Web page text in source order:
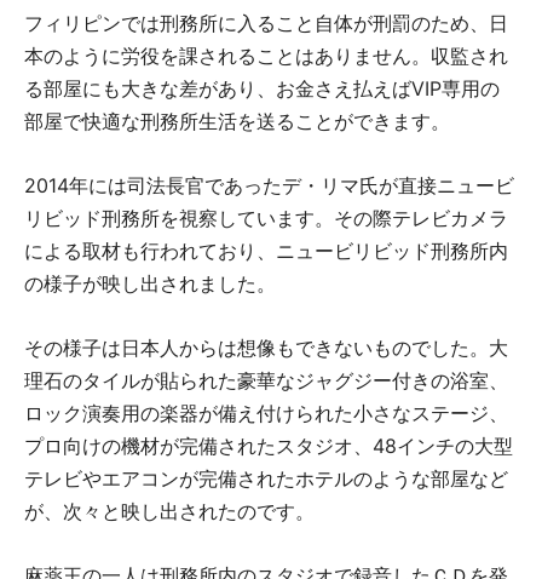
フィリピンでは刑務所に入ること自体が刑罰のため、日
本のように労役を課されることはありません。収監され
る部屋にも大きな差があり、お金さえ払えばVIP専用の
部屋で快適な刑務所生活を送ることができます。
2014年には司法長官であったデ・リマ氏が直接ニュービ
リビッド刑務所を視察しています。その際テレビカメラ
による取材も行われており、ニュービリビッド刑務所内
の様子が映し出されました。
その様子は日本人からは想像もできないものでした。大
理石のタイルが貼られた豪華なジャグジー付きの浴室、
ロック演奏用の楽器が備え付けられた小さなステージ、
プロ向けの機材が完備されたスタジオ、48インチの大型
テレビやエアコンが完備されたホテルのような部屋など
が、次々と映し出されたのです。